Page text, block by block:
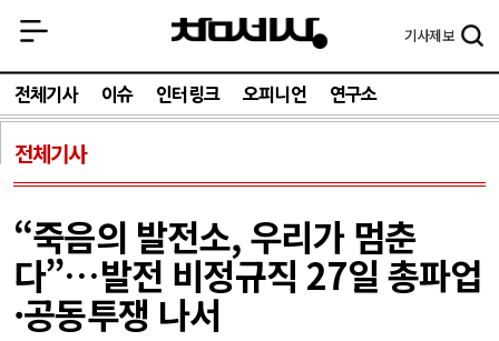
기사제보
전체기사 이슈 인터링크 오피니언 연구소
전체기사
“죽음의 발전소, 우리가 멈춘
다”…발전 비정규직 27일 총파업
·공동투쟁 나서